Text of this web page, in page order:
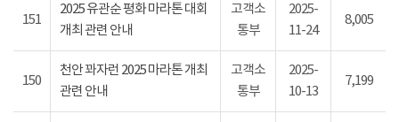
151
2025 유관순 평화 마라톤 대회
개최 관련 안내
고객소
통부
2025-
11-24
8,005
150
천안 꽈자런 2025 마라톤 개최
관련 안내
고객소
통부
2025-
10-13
7,199